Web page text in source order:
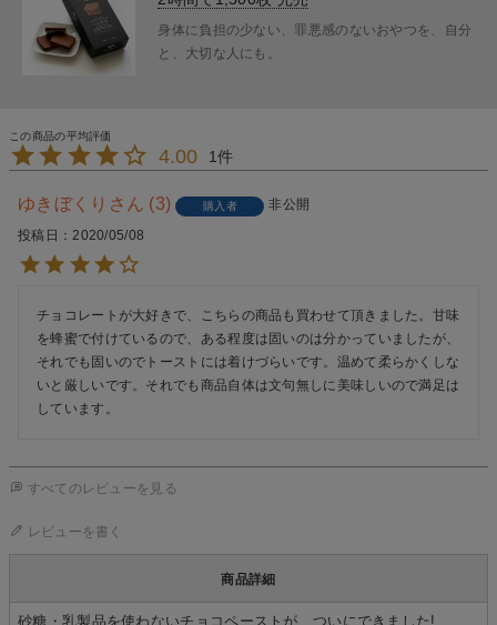
身体に負担の少ない、罪悪感のないおやつを、自分
と、大切な人にも。
4.00 1
ゆきぼくり 3 購入者 非公開
投稿日 2020/05/08
チョコレートが大好きで、こちらの商品も買わせて頂きました。甘味
を蜂蜜で付けているので、ある程度は固いのは分かっていましたが、
それでも固いのでトーストには着けづらいです。温めて柔らかくしな
いと厳しいです。それでも商品自体は文句無しに美味しいので満足は
しています。
すべてのレビューを見る
レビューを書く
商品詳細
砂糖・乳製品を使わないチョコペーストが、ついにできました!